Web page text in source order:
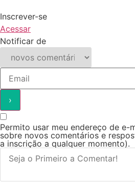
Inscrever-se
Acessar
Notificar de
Permito usar meu endereço de e-
sobre novos comentários e
a inscrição a qualquer momento).